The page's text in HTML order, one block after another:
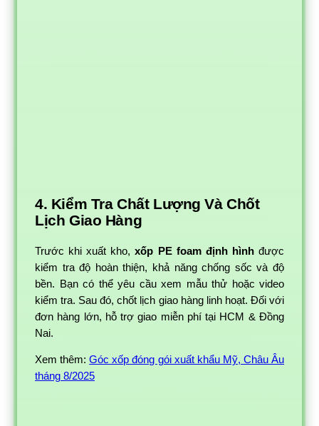
4. Kiểm Tra Chất Lượng Và Chốt
Lịch Giao Hàng
Trước khi xuất kho,xốp PE foam định hìnhđược
kiểm tra độ hoàn thiện, khả năng chống sốc và độ
bền. Bạn có thể yêu cầu xem mẫu thử hoặc video
kiểm tra. Sau đó, chốt lịch giao hàng linh hoạt. Đối với
đơn hàng lớn, hỗ trợ giao miễn phí tại HCM & Đồng
Nai.
Xem thêm:Góc xốp đóng gói xuất khẩu Mỹ, Châu Âu
tháng 8/2025